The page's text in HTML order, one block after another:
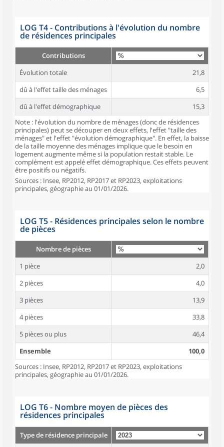
LOG T4 - Contributions à l'évolution du nombre
de résidences principales
Contributions
Évolution totale
21,8
dû à l'effet taille des ménages
6,5
dû à l'effet démographique
15,3
Note : l'évolution du nombre de ménages (donc de résidences
principales) peut se découper en deux effets, l'effet "taille des
ménages" et l'effet "évolution démographique". En effet, la baisse
de la taille moyenne des ménages implique que le besoin en
logement augmente même si la population restait stable. Le
complément est appelé effet démographique. Ces effets peuvent
être positifs ou négatifs.
Sources : Insee, RP2012, RP2017 et RP2023, exploitations
principales, géographie au 01/01/2026.
LOG T5 - Résidences principales selon le nombre
de pièces
Nombre de pièces
1 pièce
2,0
2 pièces
4,0
3 pièces
13,9
4 pièces
33,8
5 pièces ou plus
46,4
Ensemble
100,0
Sources : Insee, RP2012, RP2017 et RP2023, exploitations
principales, géographie au 01/01/2026.
LOG T6 - Nombre moyen de pièces des
résidences principales
Type de résidence principale